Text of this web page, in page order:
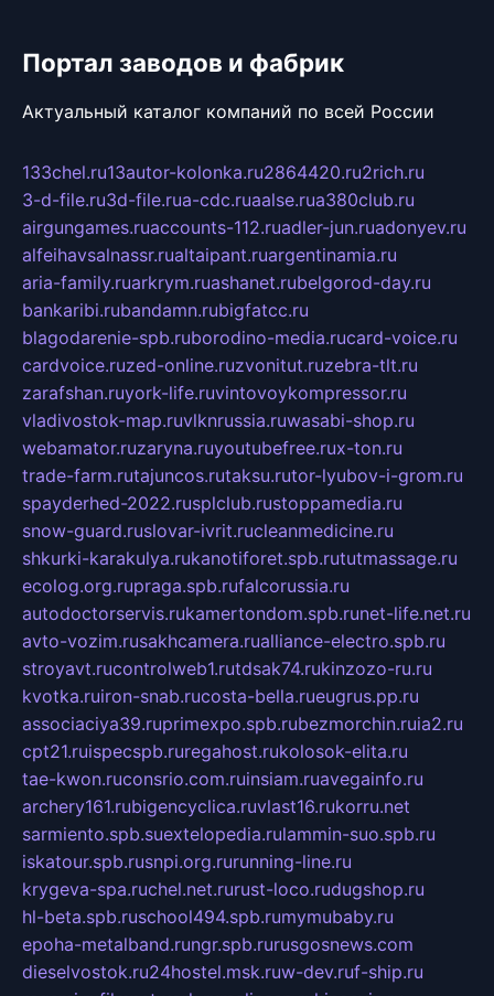
Портал заводов и фабрик
Актуальный каталог компаний по всей России
133chel.ru13autor-kolonka.ru2864420.ru2rich.ru
3-d-file.ru3d-file.rua-cdc.ruaalse.rua380club.ru
airgungames.ruaccounts-112.ruadler-jun.ruadonyev.ru
alfeihavsalnassr.rualtaipant.ruargentinamia.ru
aria-family.ruarkrym.ruashanet.rubelgorod-day.ru
bankaribi.rubandamn.rubigfatcc.ru
blagodarenie-spb.ruborodino-media.rucard-voice.ru
cardvoice.ruzed-online.ruzvonitut.ruzebra-tlt.ru
zarafshan.ruyork-life.ruvintovoykompressor.ru
vladivostok-map.ruvlknrussia.ruwasabi-shop.ru
webamator.ruzaryna.ruyoutubefree.rux-ton.ru
trade-farm.rutajuncos.rutaksu.rutor-lyubov-i-grom.ru
spayderhed-2022.rusplclub.rustoppamedia.ru
snow-guard.ruslovar-ivrit.rucleanmedicine.ru
shkurki-karakulya.rukanotiforet.spb.rututmassage.ru
ecolog.org.rupraga.spb.rufalcorussia.ru
autodoctorservis.rukamertondom.spb.runet-life.net.ru
avto-vozim.rusakhcamera.rualliance-electro.spb.ru
stroyavt.rucontrolweb1.rutdsak74.rukinzozo-ru.ru
kvotka.ruiron-snab.rucosta-bella.rueugrus.pp.ru
associaciya39.ruprimexpo.spb.rubezmorchin.ruia2.ru
cpt21.ruispecspb.ruregahost.rukolosok-elita.ru
tae-kwon.ruconsrio.com.ruinsiam.ruavegainfo.ru
archery161.rubigencyclica.ruvlast16.rukorru.net
sarmiento.spb.suextelopedia.rulammin-suo.spb.ru
iskatour.spb.rusnpi.org.rurunning-line.ru
krygeva-spa.ruchel.net.rurust-loco.rudugshop.ru
hl-beta.spb.ruschool494.spb.rumymubaby.ru
epoha-metalband.rungr.spb.rurusgosnews.com
dieselvostok.ru24hostel.msk.ruw-dev.ruf-ship.ru